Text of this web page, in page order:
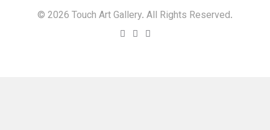
© 2026 Touch Art Gallery. All Rights Reserved.